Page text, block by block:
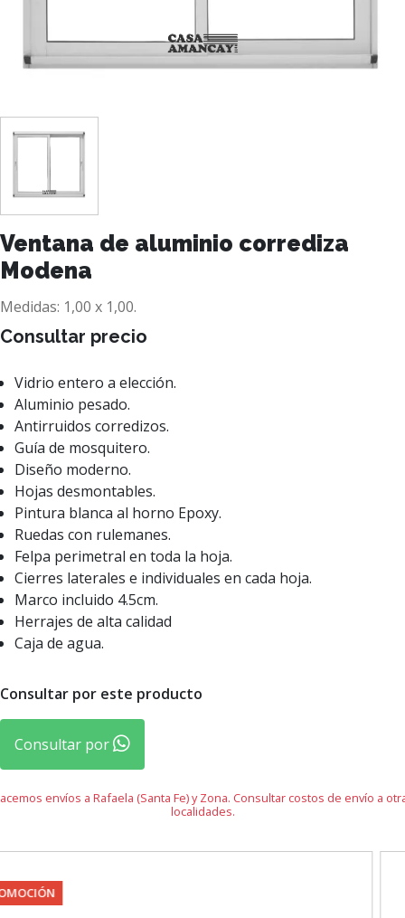
Ventana de aluminio corrediza
Modena
Medidas: 1,00 x 1,00.
Consultar precio
Vidrio entero a elección.
Aluminio pesado.
Antirruidos corredizos.
Guía de mosquitero.
Diseño moderno.
Hojas desmontables.
Pintura blanca al horno Epoxy.
Ruedas con rulemanes.
Felpa perimetral en toda la hoja.
Cierres laterales e individuales en cada hoja.
Marco incluido 4.5cm.
Herrajes de alta calidad
Caja de agua.
Consultar por este producto
Consultar por
envíos a Rafaela (Santa Fe) y Zona. Consultar costos de envío a
localidades.